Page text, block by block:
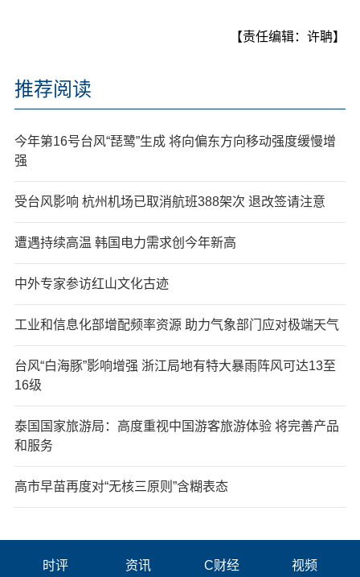
【责任编辑：许聃】
推荐阅读
今年第16号台风“琵鹭”生成 将向偏东方向移动强度缓慢增
强
受台风影响 杭州机场已取消航班388架次 退改签请注意
遭遇持续高温 韩国电力需求创今年新高
中外专家参访红山文化古迹
工业和信息化部增配频率资源 助力气象部门应对极端天气
台风“白海豚”影响增强 浙江局地有特大暴雨阵风可达13至
16级
泰国国家旅游局：高度重视中国游客旅游体验 将完善产品
和服务
高市早苗再度对“无核三原则”含糊表态
时评 资讯 C财经 视频